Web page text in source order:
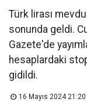
Türk lirası
sonunda geldi.
Gazete'de
hesaplardaki
gidildi.
16 Mayıs 2024 21:20